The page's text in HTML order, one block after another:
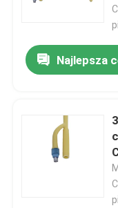
Najlepsza